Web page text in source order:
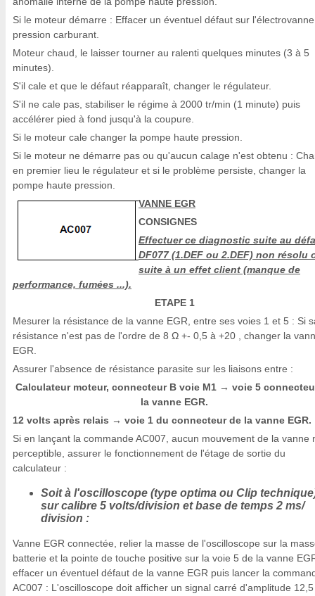
Si le moteur démarre : Effacer un éventuel défaut sur
pression carburant.
Moteur chaud, le laisser tourner au ralenti quelques minutes (3 à 5
minutes).
S'il cale et que le défaut réapparaît, changer le régulateur.
S'il ne cale pas, stabiliser le régime à 2000 tr/min (1 minute) puis
accélérer pied à fond jusqu'à la coupure.
Si le moteur cale changer la pompe haute pression.
Si le moteur ne démarre pas ou qu'aucun calage n'est obtenu :
en premier lieu le régulateur et si le problème persiste, changer la
pompe haute pression.
VANNE EGR
CONSIGNES
Effectuer ce diagnostic suite au
DF077 (1.DEF ou 2.DEF) non résolu
suite à un effet client (manque de
performance, fumées ...).
ETAPE 1
Mesurer la résistance de la vanne EGR, entre ses voies 1 et 5 : Si
résistance n'est pas de l'ordre de 8 Ω +- 0,5 à +20 , changer la
EGR.
Assurer l'absence de résistance parasite sur les liaisons entre :
Calculateur moteur, connecteur B voie M1 →voie 5
la vanne EGR.
12 volts après relais → voie 1 du connecteur de la vanne EGR.
Si en lançant la commande AC007, aucun mouvement de la vanne
perceptible, assurer le fonctionnement de l'étage de sortie du
calculateur :
Soit à l'oscilloscope (type optima ou Clip
sur calibre 5 volts/division et base de temps 2 ms/
division :
Vanne EGR connectée, relier la masse de l'oscilloscope sur la
batterie et la pointe de touche positive sur la voie 5 de la vanne
effacer un éventuel défaut de la vanne EGR puis lancer la
AC007 : L'oscilloscope doit afficher un signal carré d'amplitude 12,5